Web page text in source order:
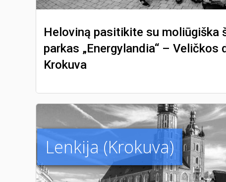
Heloviną pasitikite su moliūgiška
parkas „Energylandia“ – Veličkos
Krokuva
Lenkija (Krokuva)